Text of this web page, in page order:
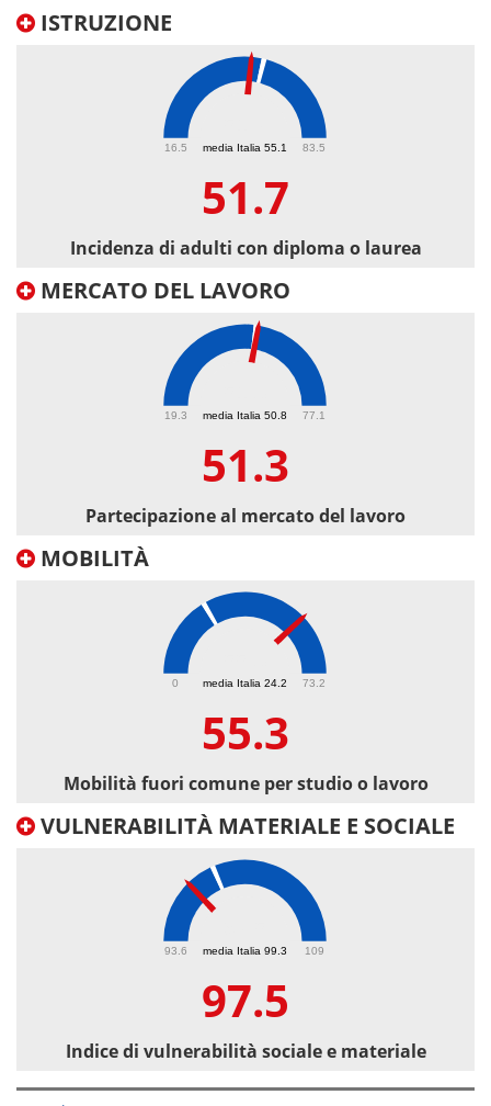
ISTRUZIONE
media Italia 55.1
16.5 83.5
51.7
Incidenza di adulti con diploma o laurea
MERCATO DEL LAVORO
media Italia 50.8
19.3 77.1
51.3
Partecipazione al mercato del lavoro
MOBILITÀ
media Italia 24.2
0 73.2
55.3
Mobilità fuori comune per studio o lavoro
VULNERABILITÀ MATERIALE E SOCIALE
media Italia 99.3
93.6 109
97.5
Indice di vulnerabilità sociale e materiale